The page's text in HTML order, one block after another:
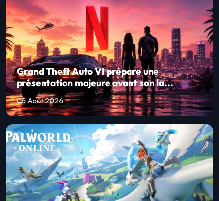
Grand Theft Auto VI prépare une
présentation majeure avant son la...
06 Août 2026